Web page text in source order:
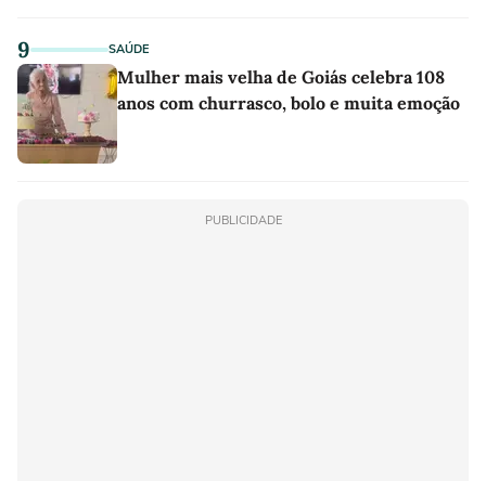
9 SAÚDE
Mulher mais velha de Goiás celebra 108
anos com churrasco, bolo e muita emoção
PUBLICIDADE